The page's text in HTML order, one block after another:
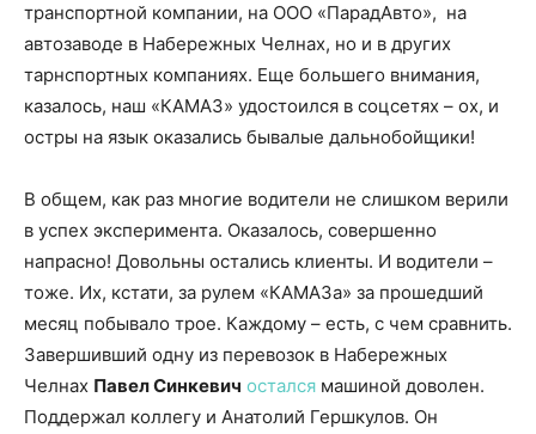
транспортной компании, на ООО «ПарадАвто», на
автозаводе в Набережных Челнах, но и в других
тарнспортных компаниях. Еще большего внимания,
казалось, наш «КАМАЗ» удостоился в соцсетях – ох, и
остры на язык оказались бывалые дальнобойщики!
В общем, как раз многие водители не слишком верили
в успех эксперимента. Оказалось, совершенно
напрасно! Довольны остались клиенты. И водители –
тоже. Их, кстати, за рулем «КАМАЗа» за прошедший
месяц побывало трое. Каждому – есть, с чем сравнить.
Завершивший одну из перевозок в Набережных
Челнах Павел Синкевич остался машиной доволен.
Поддержал коллегу и Анатолий Гершкулов. Он